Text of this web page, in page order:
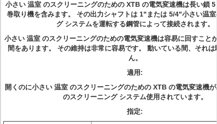
小さい 温室 のスクリーニングのための XTB の電気変速機は長い鎖
巻取り機を含みます。 その出力シャフトは 1"または 5/4"小さい温
グ システムを運転する鋼管によって接続されます。
小さい 温室 のスクリーニングのための電気変速機は容易に回すこと
間をあります。 その維持は非常に容易です。 動いている間、それ
ん。
適用:
開くのに小さい 温室 のスクリーニングのための XTB の電気変速機
のスクリーニング システム使用されています。
指定: